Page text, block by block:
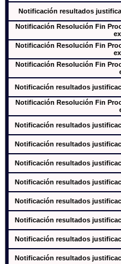
Notificación resultados
Notificación Resolución Fin
Notificación Resolución Fin
Notificación Resolución Fin
Notificación resultados
Notificación Resolución Fin
Notificación resultados
Notificación resultados
Notificación resultados
Notificación resultados
Notificación resultados
Notificación resultados
Notificación resultados
Notificación resultados